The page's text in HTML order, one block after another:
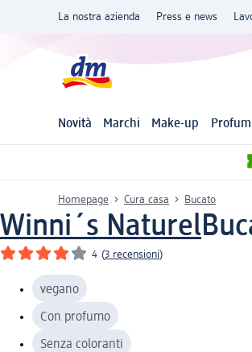
La nostra azienda Press e news
Novità Marchi Make-up
Homepage Cura casa Bucato
Winni´s Naturel
4 (3 recensioni)
vegano
Con profumo
Senza coloranti